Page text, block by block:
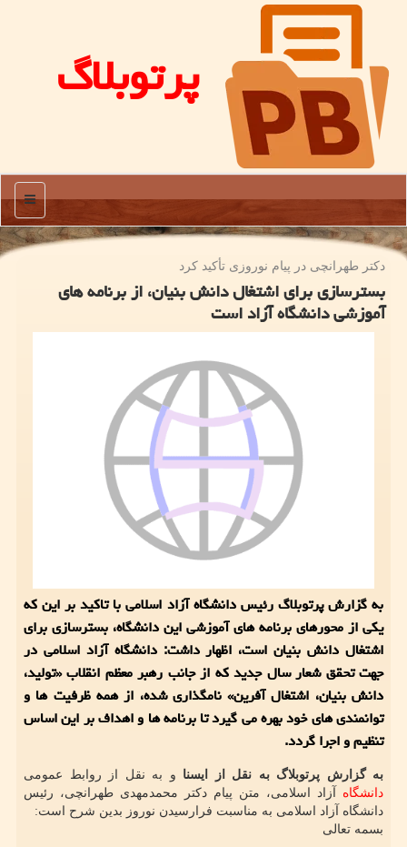
پرتوبلاگ
منو
دكتر طهرانچی در پیام نوروزی تأكید كرد
بسترسازی برای اشتغال دانش بنیان، از برنامه های
آموزشی دانشگاه آزاد است
به گزارش پرتوبلاگ رئیس دانشگاه آزاد اسلامی با تاکید بر این که
یکی از محورهای برنامه های آموزشی این دانشگاه، بسترسازی برای
اشتغال دانش بنیان است، اظهار داشت: دانشگاه آزاد اسلامی در
جهت تحقق شعار سال جدید که از جانب رهبر معظم انقلاب «تولید،
دانش بنیان، اشتغال آفرین» نامگذاری شده، از همه ظرفیت ها و
توانمندی های خود بهره می گیرد تا برنامه ها و اهداف بر این اساس
تنظیم و اجرا گردد.
به گزارش پرتوبلاگ به نقل از ایسنا و به نقل از روابط عمومی
دانشگاه آزاد اسلامی، متن پیام دکتر محمدمهدی طهرانچی، رئیس
دانشگاه آزاد اسلامی به مناسبت فرارسیدن نوروز بدین شرح است:
بسمه تعالی